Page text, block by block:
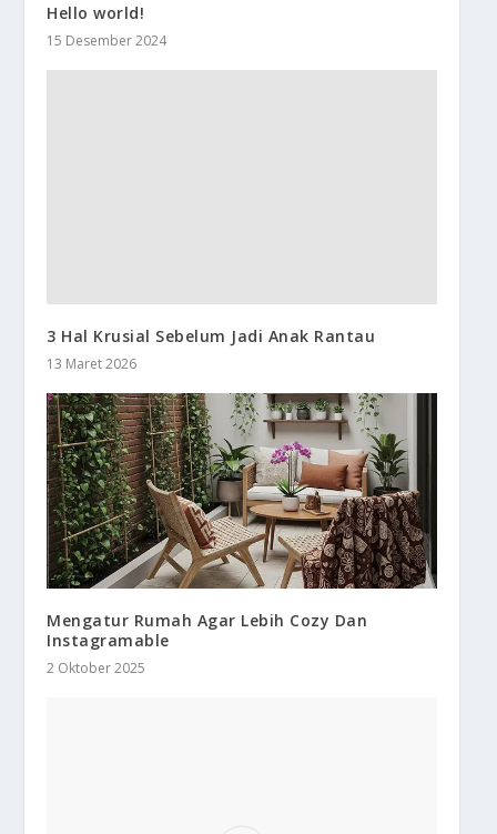
Hello world!
15 Desember 2024
3 Hal Krusial Sebelum Jadi Anak Rantau
13 Maret 2026
Mengatur Rumah Agar Lebih Cozy Dan
Instagramable
2 Oktober 2025